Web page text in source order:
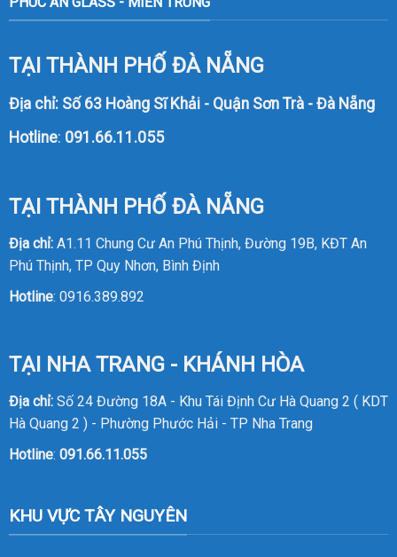
TẠI THÀNH PHỐ ĐÀ NẴNG
Địa chỉ: Số 63 Hoàng Sĩ Khải - Quận Sơn Trà - Đà Nẵng
Hotline: 091.66.11.055
TẠI THÀNH PHỐ ĐÀ NẴNG
Địa chỉ:A1.11 Chung Cư An Phú Thịnh, Đường 19B, KĐT An
Phú Thịnh, TP Quy Nhơn, Bình Định
Hotline: 0916.389.892
TẠI NHA TRANG - KHÁNH HÒA
Địa chỉ: Số 24 Đường 18A - Khu Tái Định Cư Hà Quang 2 ( KDT
Hà Quang 2 ) - Phường Phước Hải - TP Nha Trang
Hotline: 091.66.11.055
KHU VỰC TÂY NGUYÊN